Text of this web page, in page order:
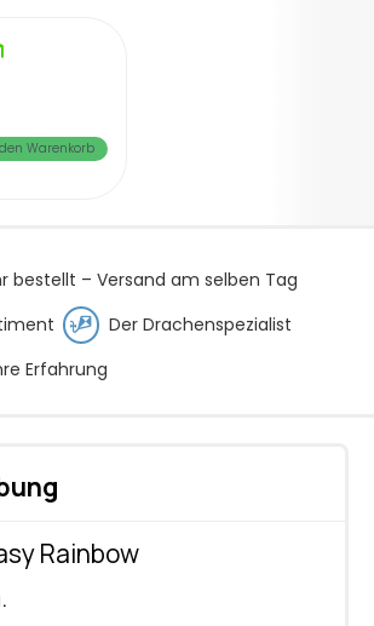
Warenkorb
bestellt – Versand am selben Tag
Der Drachenspezialist
Erfahrung
Rainbow